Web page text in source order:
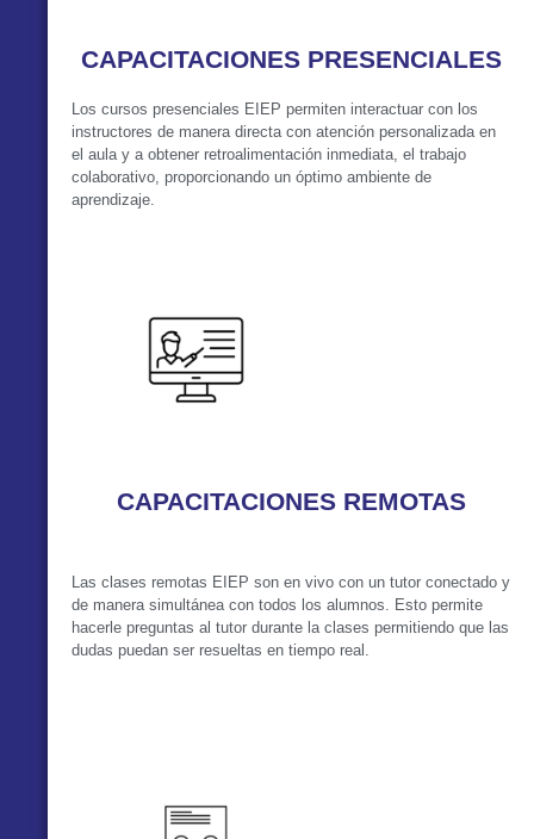
CAPACITACIONES PRESENCIALES
Los cursos presenciales EIEP permiten interactuar con los
instructores de manera directa con atención personalizada en
el aula y a obtener retroalimentación inmediata, el trabajo
colaborativo, proporcionando un óptimo ambiente de
aprendizaje.
CAPACITACIONES REMOTAS
Las clases remotas EIEP son en vivo con un tutor conectado y
de manera simultánea con todos los alumnos. Esto permite
hacerle preguntas al tutor durante la clases permitiendo que las
dudas puedan ser resueltas en tiempo real.